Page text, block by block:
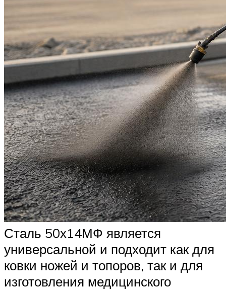
Сталь 50х14МФ является
универсальной и подходит как для
ковки ножей и топоров, так и для
изготовления медицинского